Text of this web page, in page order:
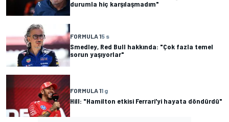
durumla hiç karşılaşmadım"
FORMULA 15 s
Smedley, Red Bull hakkında: "Çok fazla temel
sorun yaşıyorlar"
FORMULA 11 g
Hill: "Hamilton etkisi Ferrari'yi hayata döndürdü"